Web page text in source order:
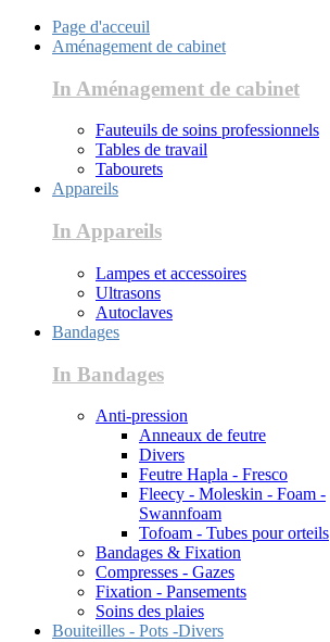
Page d'acceuil
Aménagement de cabinet
In Aménagement de cabinet
Fauteuils de soins professionnels
Tables de travail
Tabourets
Appareils
In Appareils
Lampes et accessoires
Ultrasons
Autoclaves
Bandages
In Bandages
Anti-pression
Anneaux de feutre
Divers
Feutre Hapla - Fresco
Fleecy - Moleskin - Foam -
Swannfoam
Tofoam - Tubes pour orteils
Bandages & Fixation
Compresses - Gazes
Fixation - Pansements
Soins des plaies
Bouiteilles - Pots -Divers